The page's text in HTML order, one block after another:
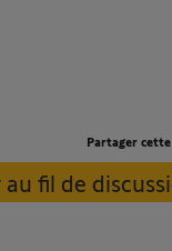
Partager
fil de